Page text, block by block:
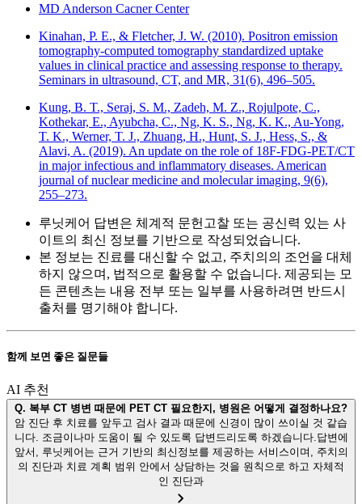
MD Anderson Cacner Center
Kinahan, P. E., & Fletcher, J. W. (2010). Positron emission
tomography-computed tomography standardized uptake
values in clinical practice and assessing response to therapy.
Seminars in ultrasound, CT, and MR, 31(6), 496–505.
Kung, B. T., Seraj, S. M., Zadeh, M. Z., Rojulpote, C.,
Kothekar, E., Ayubcha, C., Ng, K. S., Ng, K. K., Au-Yong,
T. K., Werner, T. J., Zhuang, H., Hunt, S. J., Hess, S., &
Alavi, A. (2019). An update on the role of 18F-FDG-PET/CT
in major infectious and inflammatory diseases. American
journal of nuclear medicine and molecular imaging, 9(6),
255–273.
루닛케어 답변은 체계적 문헌고찰 또는 공신력 있는 사
이트의 최신 정보를 기반으로 작성되었습니다.
본 정보는 진료를 대신할 수 없고, 주치의의 조언을 대체
하지 않으며, 법적으로 활용할 수 없습니다. 제공되는 모
든 콘텐츠는 내용 전부 또는 일부를 사용하려면 반드시
출처를 명기해야 합니다.
함께 보면 좋은 질문들
AI 추천
Q. 복부 CT 병변 때문에 PET CT 필요한지, 병원은 어떻게 결정하나요?
암 진단 후 치료를 앞두고 검사 결과 때문에 신경이 많이 쓰이실 것 같습
니다. 조금이나마 도움이 될 수 있도록 답변드리도록 하겠습니다.답변에
앞서, 루닛케어는 근거 기반의 최신정보를 제공하는 서비스이며, 주치의
의 진단과 치료 계획 범위 안에서 상담하는 것을 원칙으로 하고 자체적
인 진단과